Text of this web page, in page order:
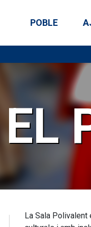
POBLE
EL
La Sala Polivalent